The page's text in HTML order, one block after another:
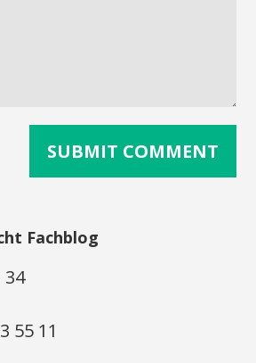
Fachblog
34
55 11